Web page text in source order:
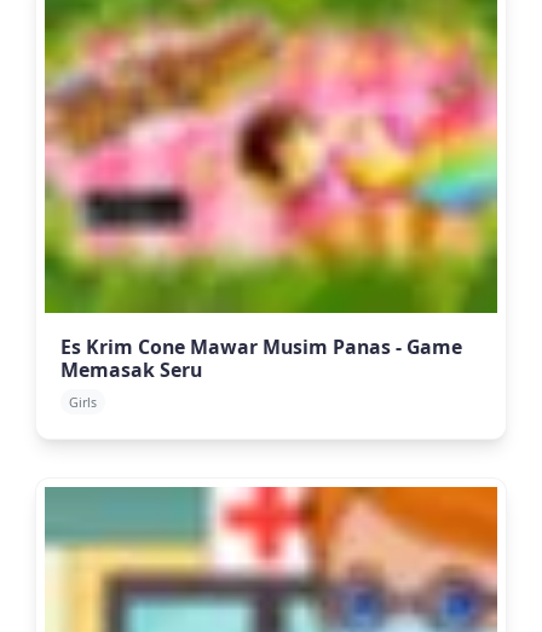
Es Krim Cone Mawar Musim Panas - Game
Memasak Seru
Girls